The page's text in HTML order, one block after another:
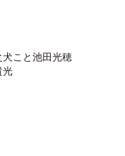
こと池田光穂
光